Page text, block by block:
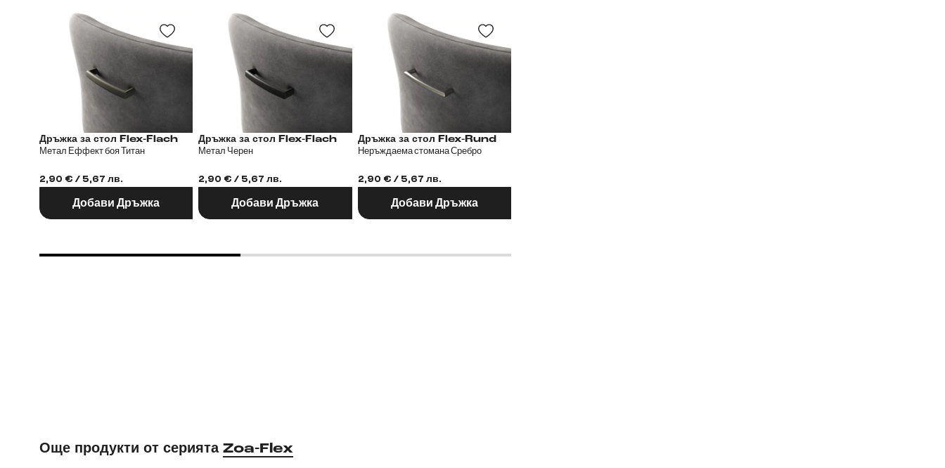
Дръжка за стол Flex-Flach
Метал Еффект боя Титан
2,90 € / 5,67 лв.
Добави Дръжка
Дръжка за стол Flex-Flach
Метал Черен
2,90 € / 5,67 лв.
Добави Дръжка
Дръжка за стол Flex-Rund
Неръждаема стомана Сребро
2,90 € / 5,67 лв.
Добави Дръжка
Още продукти от серията Zoa-Flex